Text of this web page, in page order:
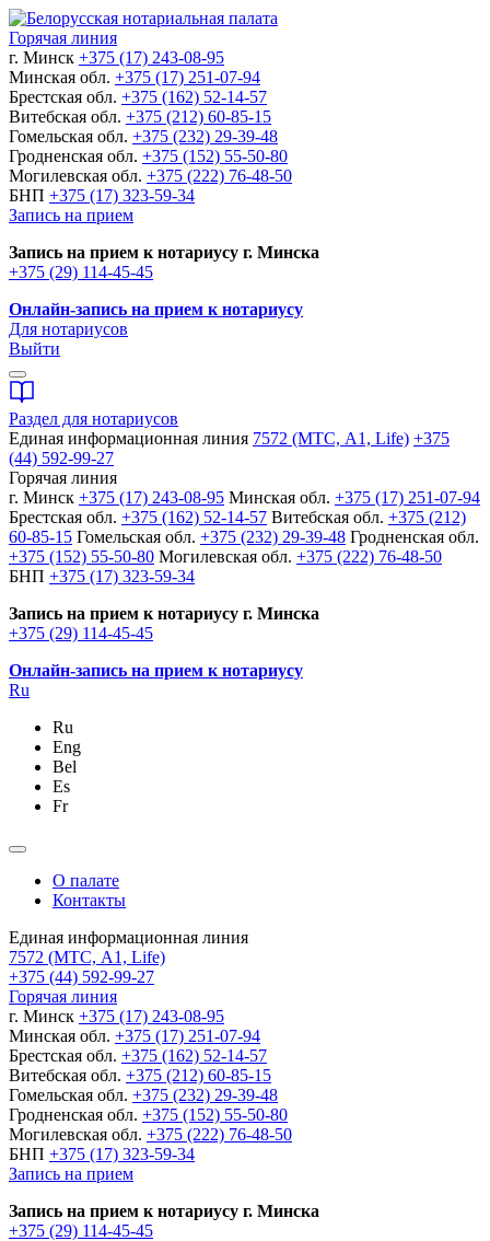
Горячая линия
г. Минск +375 (17) 243-08-95
Минская обл. +375 (17) 251-07-94
Брестская обл. +375 (162) 52-14-57
Витебская обл. +375 (212) 60-85-15
Гомельская обл. +375 (232) 29-39-48
Гродненская обл. +375 (152) 55-50-80
Могилевская обл. +375 (222) 76-48-50
БНП +375 (17) 323-59-34
Запись на прием
Запись на прием к нотариусу г. Минска
+375 (29) 114-45-45
Онлайн-запись на прием к нотариусу
Для нотариусов
Выйти
Раздел для нотариусов
Единая информационная линия 7572 (МТС, A1, Life) +375
(44) 592-99-27
Горячая линия
г. Минск +375 (17) 243-08-95 Минская обл. +375 (17) 251-07-94
Брестская обл. +375 (162) 52-14-57 Витебская обл. +375 (212)
60-85-15 Гомельская обл. +375 (232) 29-39-48 Гродненская обл.
+375 (152) 55-50-80 Могилевская обл. +375 (222) 76-48-50
БНП +375 (17) 323-59-34
Запись на прием к нотариусу г. Минска
+375 (29) 114-45-45
Онлайн-запись на прием к нотариусу
Ru
Ru
Eng
Bel
Es
Fr
О палате
Контакты
Единая информационная линия
7572 (МТС, A1, Life)
+375 (44) 592-99-27
Горячая линия
г. Минск +375 (17) 243-08-95
Минская обл. +375 (17) 251-07-94
Брестская обл. +375 (162) 52-14-57
Витебская обл. +375 (212) 60-85-15
Гомельская обл. +375 (232) 29-39-48
Гродненская обл. +375 (152) 55-50-80
Могилевская обл. +375 (222) 76-48-50
БНП +375 (17) 323-59-34
Запись на прием
Запись на прием к нотариусу г. Минска
+375 (29) 114-45-45